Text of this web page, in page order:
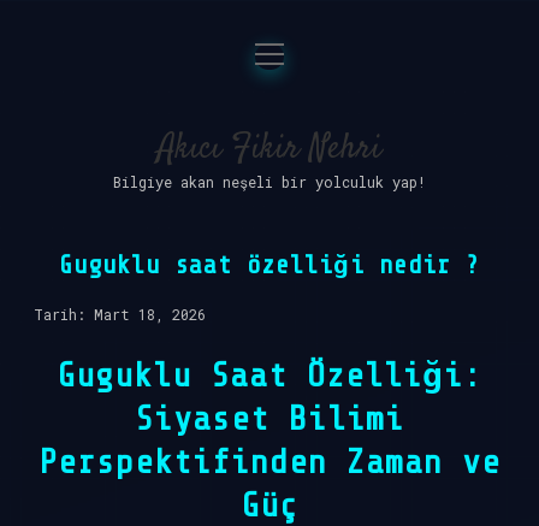
Anasayfa
Gizlilik Politikası
Yasal Uyarı
Hakkımızda
menüyü
aç
Akıcı Fikir Nehri
Bilgiye akan neşeli bir yolculuk yap!
Guguklu saat özelliği nedir ?
Tarih: Mart 18, 2026
Guguklu Saat Özelliği:
Siyaset Bilimi
Perspektifinden Zaman ve
Güç